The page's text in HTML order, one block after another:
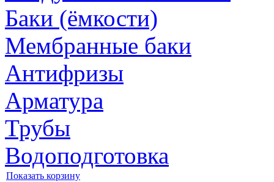
Баки (ёмкости)
Мембранные баки
Антифризы
Арматура
Трубы
Водоподготовка
Показать корзину